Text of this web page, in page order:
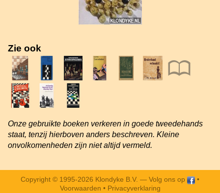
Zie ook
Onze gebruikte boeken verkeren in goede tweedehands
staat, tenzij hierboven anders beschreven. Kleine
onvolkomenheden zijn niet altijd vermeld.
Copyright © 1995-2026 Klondyke B.V. — Volg ons op
•
Voorwaarden • Privacyverklaring